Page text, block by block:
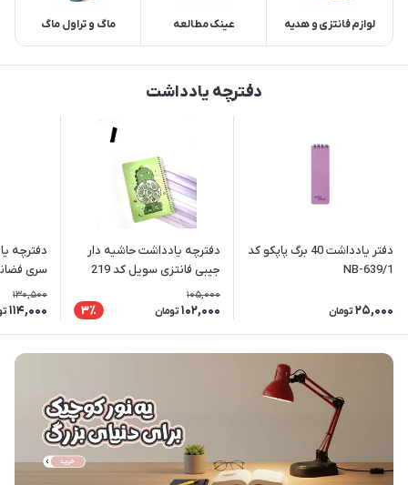
لوازم فانتزی و هدیه عینک مطالعه ماگ و تراول ماگ
دفترچه یادداشت
دفتر یادداشت 40 برگ پاپکو کد
NB-639/1
25,000 تومان
دفترچه یادداشت حاشیه دار
جیبی فانتزی سویل کد 219
105,000
102,000 تومان 3٪
دفترچه
سری
130,500
114,000